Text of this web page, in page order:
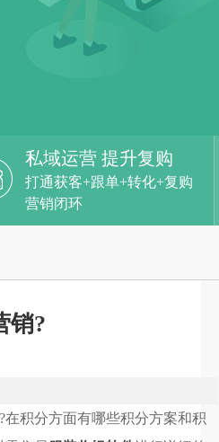
私域运营 提升复购
打通获客+跟单+转化+复购
营销闭环
销?
积分方面有哪些积分方案和积